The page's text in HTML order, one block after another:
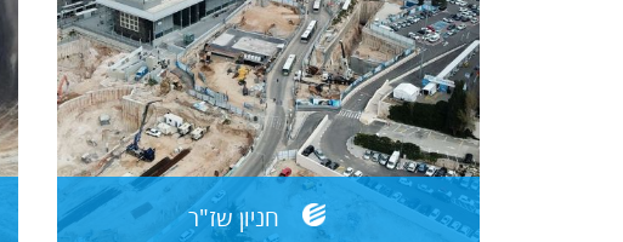
חניון שז"ר